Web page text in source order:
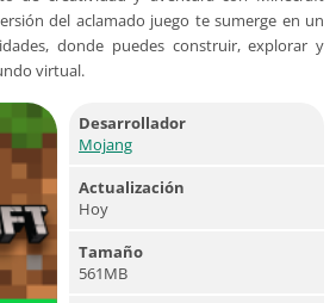
del aclamado juego te sumerge en un
donde puedes construir, explorar y
virtual.
Desarrollador
Mojang
Actualización
Hoy
Tamaño
561MB